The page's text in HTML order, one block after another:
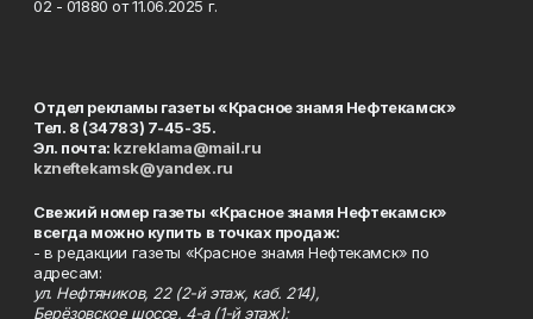
02 - 01880 от 11.06.2025 г.
Отдел рекламы газеты «Красное знамя Нефтекамск»
Тел. 8 (34783) 7-45-35.
Эл. почта: kzreklama@mail.ru
kzneftekamsk@yandex.ru
Свежий номер газеты «Красное знамя Нефтекамск»
всегда можно купить в точках продаж:
- в редакции газеты «Красное знамя Нефтекамск» по
адресам:
ул. Нефтяников, 22 (2-й этаж, каб. 214),
Берёзовское шоссе, 4-а (1-й этаж);